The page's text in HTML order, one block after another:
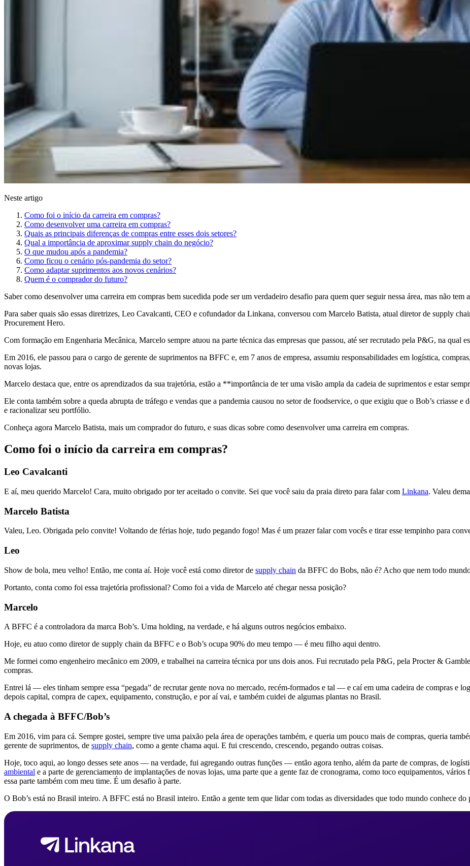
Neste artigo
Como foi o início da carreira em compras?
Como desenvolver uma carreira em compras?
Quais as principais diferenças de compras entre esses dois setores?
Qual a importância de aproximar supply chain do negócio?
O que mudou após a pandemia?
Como ficou o cenário pós-pandemia do setor?
Como adaptar suprimentos aos novos cenários?
Quem é o comprador do futuro?
Saber como desenvolver uma carreira em compras bem sucedida pode ser um verdadeiro desafio para quem quer seguir nessa área, mas não tem
Para saber quais são essas diretrizes, Leo Cavalcanti, CEO e cofundador da Linkana, conversou com Marcelo Batista, atual diretor de supply
Procurement Hero.
Com formação em Engenharia Mecânica, Marcelo sempre atuou na parte técnica das empresas que passou, até ser recrutado pela P&G, na qual
Em 2016, ele passou para o cargo de gerente de suprimentos na BFFC e, em 7 anos de empresa, assumiu responsabilidades em logística,
novas lojas.
Marcelo destaca que, entre os aprendizados da sua trajetória, estão a **importância de ter uma visão ampla da cadeia de suprimentos e estar
Ele conta também sobre a queda abrupta de tráfego e vendas que a pandemia causou no setor de foodservice, o que exigiu que o Bob’s criasse
e racionalizar seu portfólio.
Conheça agora Marcelo Batista, mais um comprador do futuro, e suas dicas sobre como desenvolver uma carreira em compras.
Como foi o início da carreira em compras?
Leo Cavalcanti
E aí, meu querido Marcelo! Cara, muito obrigado por ter aceitado o convite. Sei que você saiu da praia direto para falar com Linkana. Valeu
Marcelo Batista
Valeu, Leo. Obrigada pelo convite! Voltando de férias hoje, tudo pegando fogo! Mas é um prazer falar com vocês e tirar esse tempinho para
Leo
Show de bola, meu velho! Então, me conta aí. Hoje você está como diretor de supply chain da BFFC do Bobs, não é? Acho que nem todo
Portanto, conta como foi essa trajetória profissional? Como foi a vida de Marcelo até chegar nessa posição?
Marcelo
A BFFC é a controladora da marca Bob’s. Uma holding, na verdade, e há alguns outros negócios embaixo.
Hoje, eu atuo como diretor de supply chain da BFFC e o Bob’s ocupa 90% do meu tempo — é meu filho aqui dentro.
Me formei como engenheiro mecânico em 2009, e trabalhei na carreira técnica por uns dois anos. Fui recrutado pela P&G, pela Procter &
compras.
Entrei lá — eles tinham sempre essa “pegada” de recrutar gente nova no mercado, recém-formados e tal — e caí em uma cadeira de compras e
depois capital, compra de capex, equipamento, construção, e por aí vai, e também cuidei de algumas plantas no Brasil.
A chegada à BFFC/Bob’s
Em 2016, vim para cá. Sempre gostei, sempre tive uma paixão pela área de operações também, e queria um pouco mais de compras, queria
gerente de suprimentos, de supply chain, como a gente chama aqui. E fui crescendo, crescendo, pegando outras coisas.
Hoje, toco aqui, ao longo desses sete anos — na verdade, fui agregando outras funções — então agora tenho, além da parte de compras, de
ambiental e a parte de gerenciamento de implantações de novas lojas, uma parte que a gente faz de cronograma, como toco equipamentos,
essa parte também com meu time. É um desafio à parte.
O Bob’s está no Brasil inteiro. A BFFC está no Brasil inteiro. Então a gente tem que lidar com todas as diversidades que todo mundo conhece do